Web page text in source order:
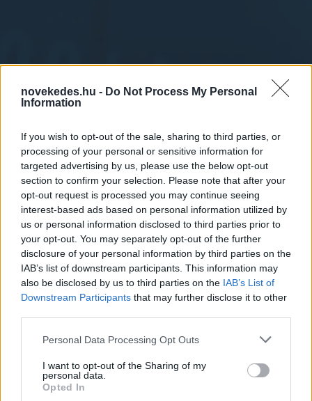
novekedes.hu - Do Not Process My Personal
Information
If you wish to opt-out of the sale, sharing to third parties, or
processing of your personal or sensitive information for
targeted advertising by us, please use the below opt-out
section to confirm your selection. Please note that after your
opt-out request is processed you may continue seeing
interest-based ads based on personal information utilized by
us or personal information disclosed to third parties prior to
your opt-out. You may separately opt-out of the further
disclosure of your personal information by third parties on the
IAB’s list of downstream participants. This information may
also be disclosed by us to third parties on the IAB’s List of
Downstream Participants that may further disclose it to other
Please note that this website/app uses one or more Google
not limited to your visit or usage behaviour. You may click to
grant or deny consent to Google and its third-party tags to
use your data for below specified purposes in below Google
Personal Data Processing Opt Outs
I want to opt-out of the Sharing of my
personal data.
Opted In
Megszólalt a kínai elnök
Trump győzelméről
GLOBÁL 2024. NOV. 17.
A rovat támogatója: